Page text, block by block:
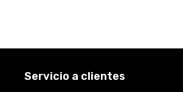
Servicio a clientes